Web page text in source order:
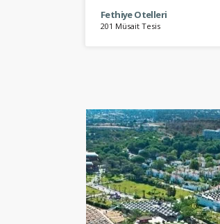
Fethiye Otelleri
201 Müsait Tesis